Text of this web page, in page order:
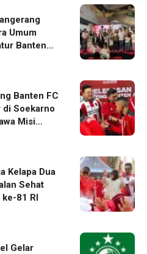
Umum
Banten
Medali
Banten FC
di Soekarno
Misi
Banten
Kelapa Dua
Sehat
ke-81 RI
Gelar